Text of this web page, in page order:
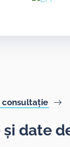
consultație
și date